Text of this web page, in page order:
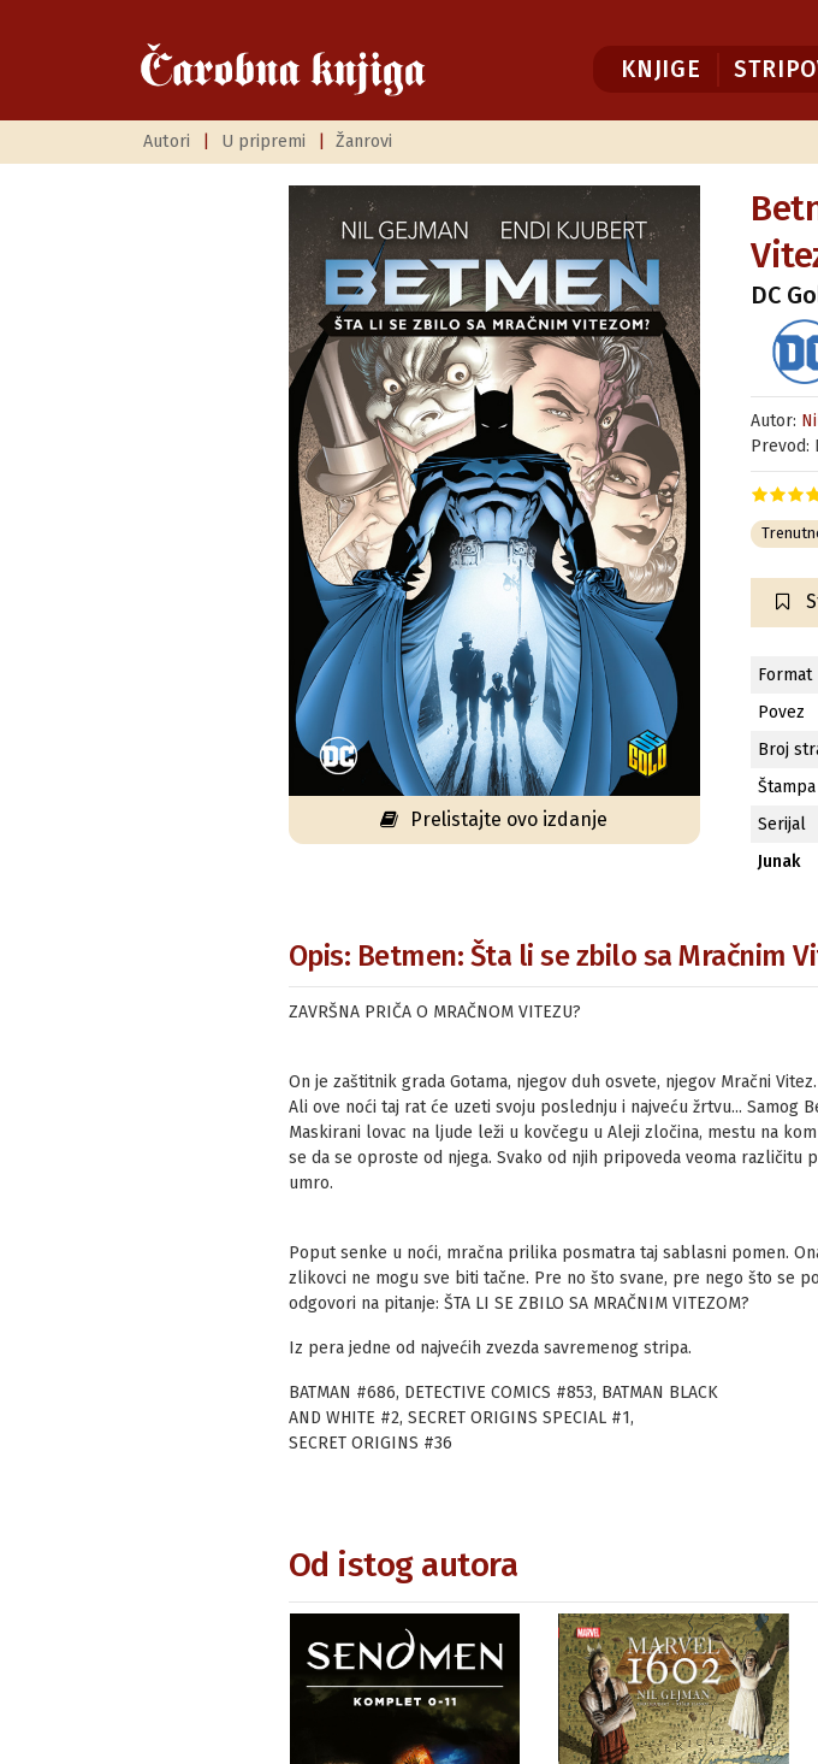
KNJIGE
Autori U pripremi Žanrovi
Prelistajte ovo izdanje
DC
Autor:
Prevod:
Format
Povez
Broj
Štampa
Serijal
Junak
Opis: Betmen: Šta li se zbilo sa Mračnim
ZAVRŠNA PRIČA O MRAČNOM VITEZU?
On je zaštitnik grada Gotama, njegov duh osvete, njegov Mračni
Ali ove noći taj rat će uzeti svoju poslednju i najveću žrtvu... Samog
Maskirani lovac na ljude leži u kovčegu u Aleji zločina, mestu na
se da se oproste od njega. Svako od njih pripoveda veoma različitu
umro.
Poput senke u noći, mračna prilika posmatra taj sablasni pomen.
zlikovci ne mogu sve biti tačne. Pre no što svane, pre nego što se
odgovori na pitanje: ŠTA LI SE ZBILO SA MRAČNIM VITEZOM?
Iz pera jedne od najvećih zvezda savremenog stripa.
BATMAN #686, DETECTIVE COMICS #853, BATMAN BLACK
AND WHITE #2, SECRET ORIGINS SPECIAL #1,
SECRET ORIGINS #36
Od istog autora